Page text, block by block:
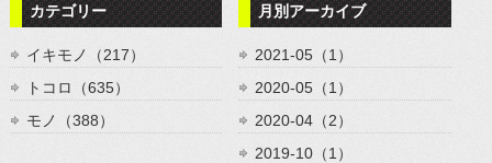
カテゴリー
イキモノ（217）
トコロ（635）
モノ（388）
月別アーカイブ
2021-05（1）
2020-05（1）
2020-04（2）
2019-10（1）